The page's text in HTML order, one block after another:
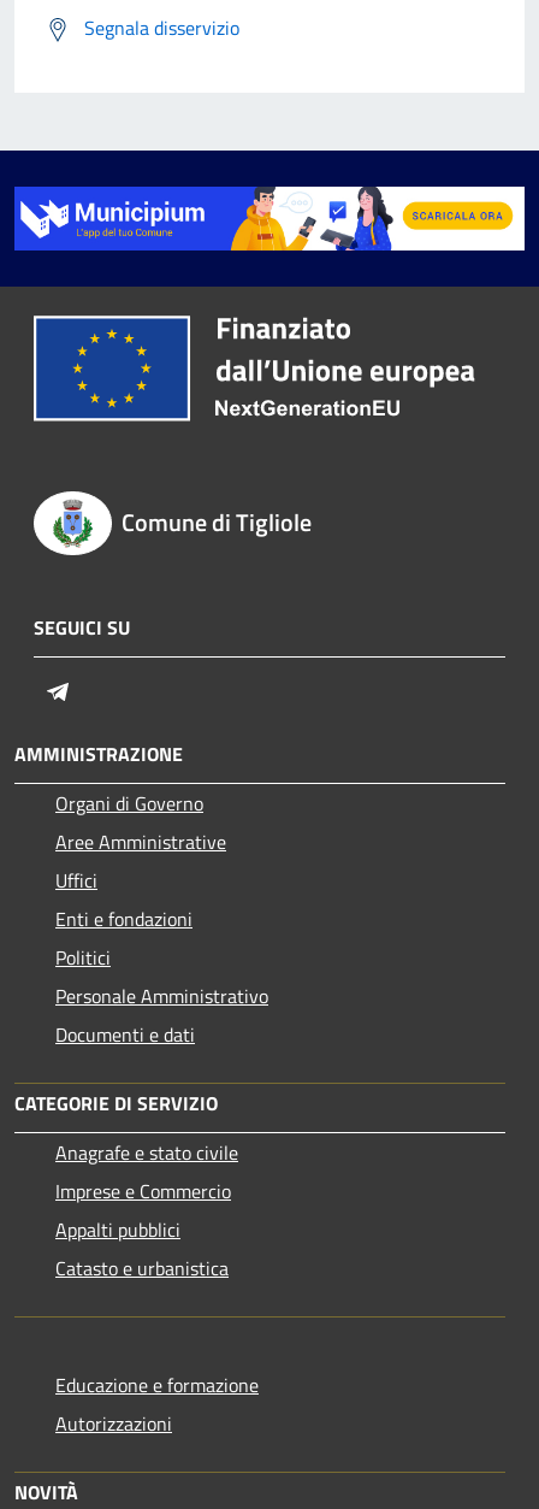
Segnala disservizio
Comune di Tigliole
SEGUICI SU
AMMINISTRAZIONE
Organi di Governo
Aree Amministrative
Uffici
Enti e fondazioni
Politici
Personale Amministrativo
Documenti e dati
CATEGORIE DI SERVIZIO
Anagrafe e stato civile
Imprese e Commercio
Appalti pubblici
Catasto e urbanistica
Educazione e formazione
Autorizzazioni
NOVITÀ